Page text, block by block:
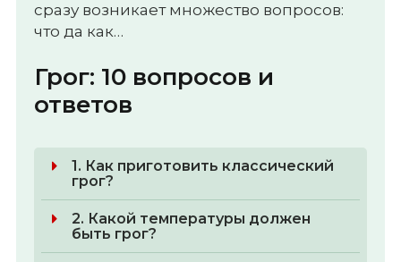
сразу возникает множество вопросов:
что да как…
Грог: 10 вопросов и
ответов
1. Как приготовить классический
грог?
2. Какой температуры должен
быть грог?